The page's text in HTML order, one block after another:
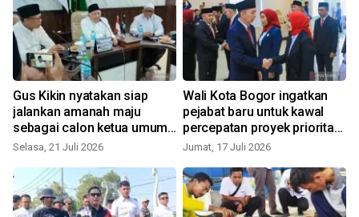
Gus Kikin nyatakan siap
jalankan amanah maju
sebagai calon ketua umum
PBNU
Selasa, 21 Juli 2026
Wali Kota Bogor ingatkan
pejabat baru untuk kawal
percepatan proyek prioritas
daerah
Jumat, 17 Juli 2026